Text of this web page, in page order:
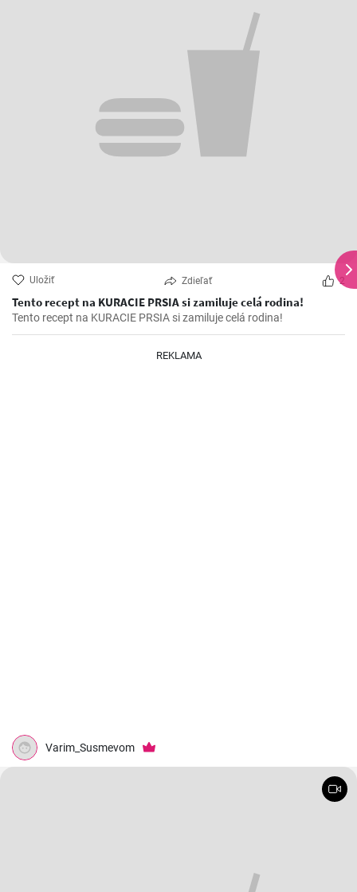
Uložiť Zdieľať 2
Tento recept na KURACIE PRSIA si zamiluje celá rodina!
Tento recept na KURACIE PRSIA si zamiluje celá rodina!
REKLAMA
Varim_Susmevom